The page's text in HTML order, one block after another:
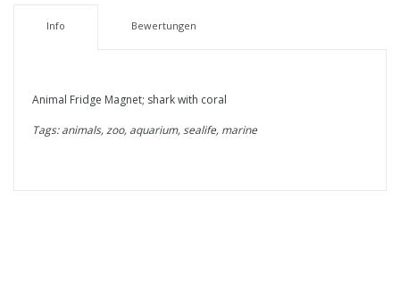
Info Bewertungen
Animal Fridge Magnet; shark with coral
Tags: animals, zoo, aquarium, sealife, marine